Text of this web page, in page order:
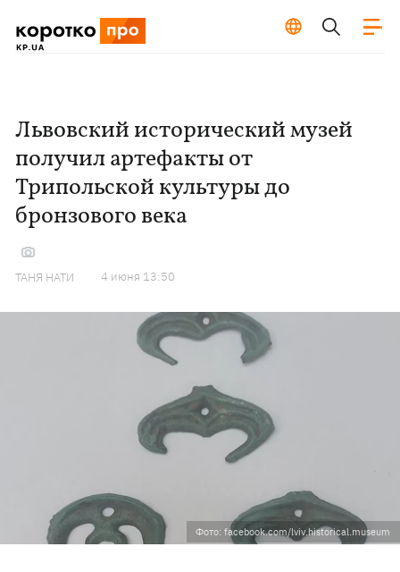
Львовский исторический музей
получил артефакты от
Трипольской культуры до
бронзового века
ТАНЯ НАТИ 4 июня 13:50
Фото: facebook.com/lviv.historical.museum